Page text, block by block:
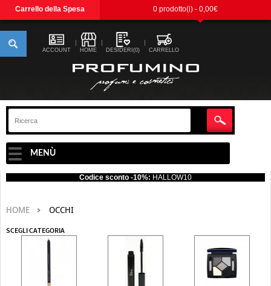
Carrello della Spesa 0 prodotto(i) - 0,00€
ACCOUNT HOME DESIDERI(0) CARRELLO
MENÙ
Codice sconto -10%: HALLOW10
HOME OCCHI
SCEGLI CATEGORIA